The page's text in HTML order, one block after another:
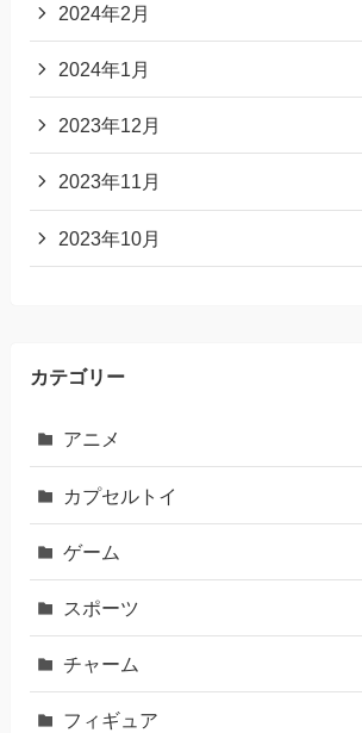
2024年2月
2024年1月
2023年12月
2023年11月
2023年10月
カテゴリー
アニメ
カプセルトイ
ゲーム
スポーツ
チャーム
フィギュア